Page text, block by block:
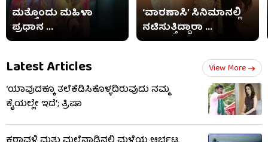
ಮತ್ತೊಂದು ಮಹಿಳಾ
ಪ್ರಧಾನ ...
‘ವಾರಣಾಸಿ’ ಸಿನಿಮಾನಲ್ಲಿ
ನಟಿಸುತ್ತಿದ್ದಾರಾ ...
Latest Articles View More
‘ಯಾವುದಕ್ಕೂ ತಲೆಕೆಡಿಸಿಕೊಳ್ಳದಿರುವುದು ನಮ್ಮ
ಕೈಯಲ್ಲೇ ಇದೆ’; ತ್ರಿಷಾ